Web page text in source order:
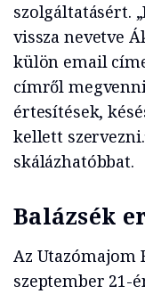
szolgáltatásért.
vissza nevetve
külön email
címről
értesítések,
kellett
skálázhatóbbat.
Balázsék
Az Utazómajom
szeptember 21-